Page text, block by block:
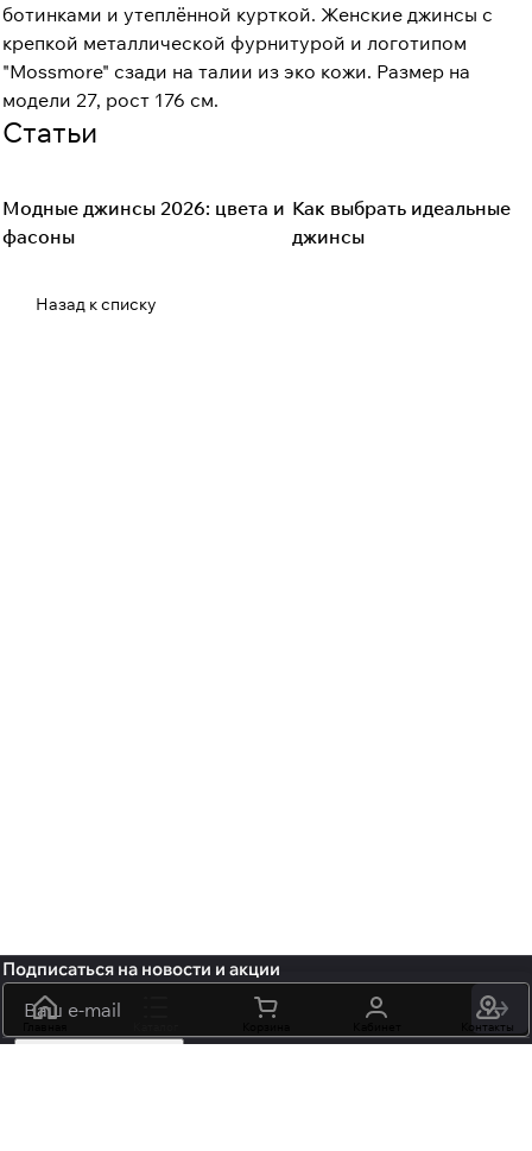
ботинками и утеплённой курткой. Женские джинсы с
крепкой металлической фурнитурой и логотипом
"Mossmore" сзади на талии из эко кожи. Размер на
модели 27, рост 176 см.
Статьи
Fashion Denim
Модные джинсы 2026: цвета и
фасоны
Советы покупателям
Как выбрать идеальные
джинсы
Назад к списку
Контакты
Подписаться на новости и акции
политикой